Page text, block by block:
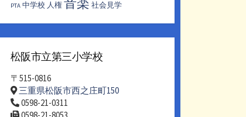
PTA 中学校 人権 社会見学
松阪市立第三小学校
〒515-0816
三重県松阪市西之庄町150
0598-21-0311